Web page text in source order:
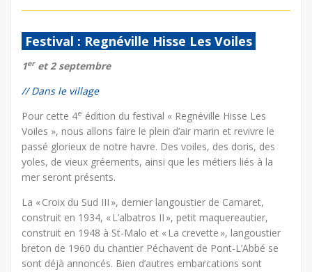
Festival : Regnéville Hisse Les Voiles
1eret 2 septembre
// Dans le village
Pour cette 4e édition du festival « Regnéville Hisse Les
Voiles », nous allons faire le plein d’air marin et revivre le
passé glorieux de notre havre. Des voiles, des doris, des
yoles, de vieux gréements, ainsi que les métiers liés à la
mer seront présents.
La « Croix du Sud III », dernier langoustier de Camaret,
construit en 1934, « L’albatros II », petit maquereautier,
construit en 1948 à St-Malo et « La crevette », langoustier
breton de 1960 du chantier Péchavent de Pont-L’Abbé se
sont déjà annoncés. Bien d’autres embarcations sont